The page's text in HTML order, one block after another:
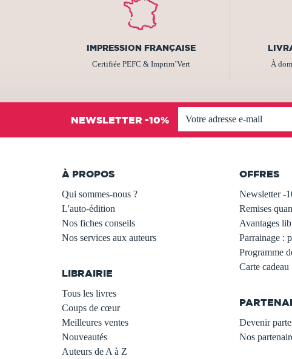
IMPRESSION FRANÇAISE
Certifiée PEFC & Imprim’Vert À
NEWSLETTER -10%
À PROPOS
Qui sommes-nous ?
L'auto-édition
Nos fiches conseils
Nos services aux auteurs
LIBRAIRIE
Tous les livres
Coups de cœur
Meilleures ventes
Nouveautés
Auteurs de A à Z
OFFRES
Newsletter -
Remises
Avantages
Parrainage :
Programme
Carte cadeau
Devenir
Nos